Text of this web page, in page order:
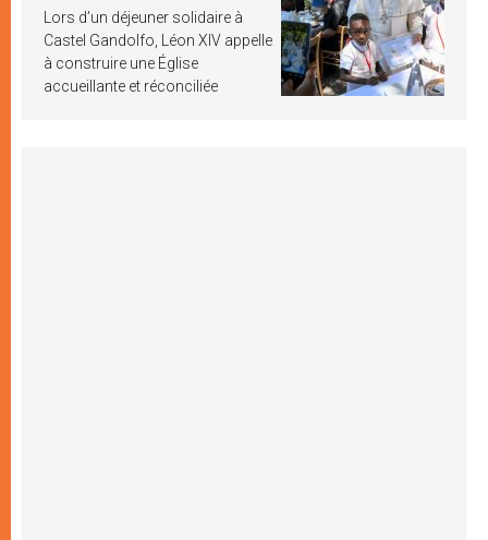
Lors d’un déjeuner solidaire à
Castel Gandolfo, Léon XIV appelle
à construire une Église
accueillante et réconciliée